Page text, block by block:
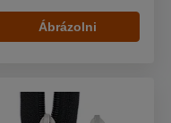
Ábrázolni